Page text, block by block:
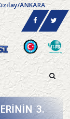
ANKARA
3.